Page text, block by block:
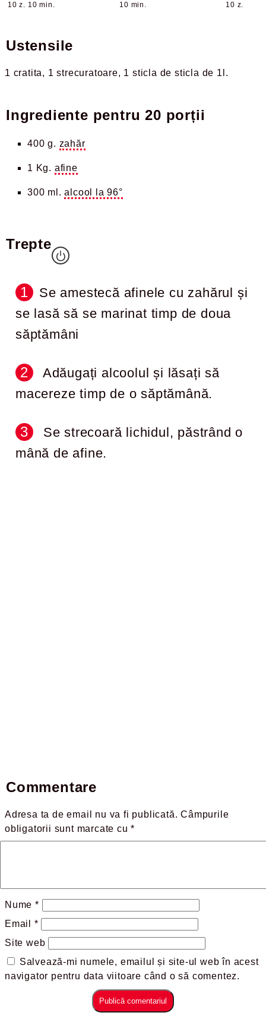
10 z. 10 min.
10 min.
10 z.
Ustensile
1 cratita 1 strecuratoare 1 sticla de sticla de 1l
Ingrediente pentru20 porții
400 g. zahăr
1 Kg. afine
300 ml.alcool la 96°
Trepte
Se amestecă afinele cu zahărul și
se lasă să se marinat timp de doua
săptămâni
Adăugați alcoolul și lăsați să
macereze timp de o săptămână.
Se strecoară lichidul, păstrând o
mână de afine.
Commentare
Adresa ta de email nu va fi publicată. Câmpurile
obligatorii sunt marcate cu*
Nume *
Email *
Site web
Salvează-mi numele, emailul și site-ul web în acest
navigator pentru data viitoare când o să comentez.